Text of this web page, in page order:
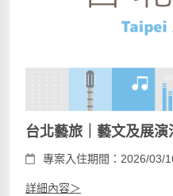
台北藝旅｜藝文及展
專案入住期間：2026/03/
詳細內容＞